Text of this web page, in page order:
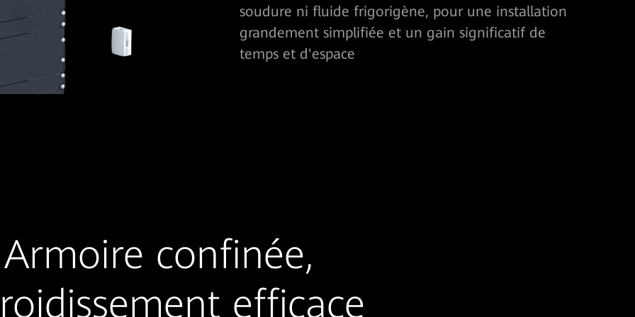
soudure ni fluide frigorigène, pour une installation
grandement simplifiée et un gain significatif de
temps et d'espace
Armoire confinée,
efficace